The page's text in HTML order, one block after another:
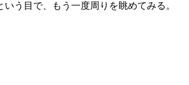
う目で、もう一度周りを眺めてみる。